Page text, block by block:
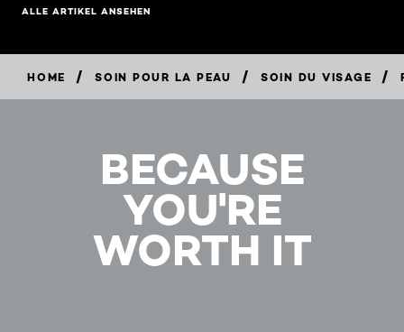
ALLE ARTIKEL ANSEHEN
HOME / SOIN POUR LA PEAU / SOIN DU VISAGE /
BECAUSE
YOU'RE
WORTH IT